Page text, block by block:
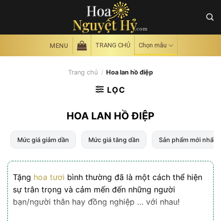
MENU TRANG CHỦ Chọn mẫu
Trang chủ / Hoa lan hồ điệp
LỌC
HOA LAN HỒ ĐIỆP
Mức giá giảm dần Mức giá tăng dần Sản phẩm mới nhất
Tặng hoa tươi bình thường đã là một cách thể hiện
sự trân trọng và cảm mến đến những người
bạn/người thân hay đồng nghiệp … với nhau!